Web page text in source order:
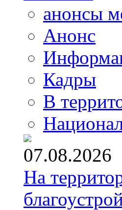
анонсы
Анонс
Кадры
В
07.08.2026
На